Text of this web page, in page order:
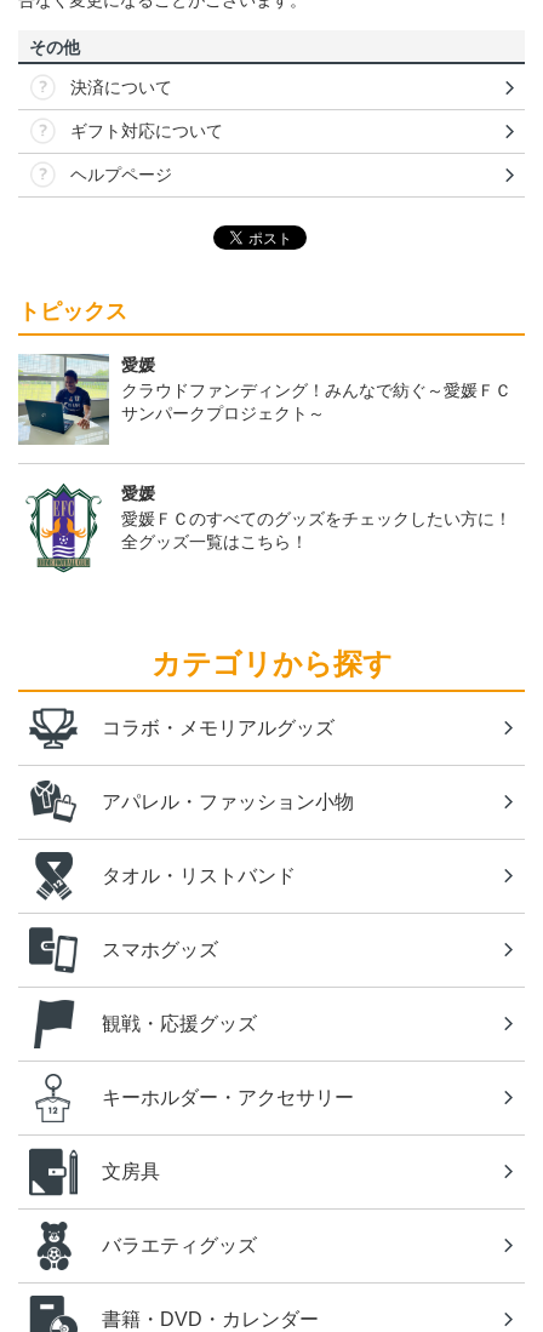
その他
決済について
ギフト対応について
ヘルプページ
トピックス
愛媛
クラウドファンディング！みんなで紡ぐ～愛媛ＦＣ
サンパークプロジェクト～
愛媛
愛媛ＦＣのすべてのグッズをチェックしたい方に！
全グッズ一覧はこちら！
カテゴリから探す
コラボ・メモリアルグッズ
アパレル・ファッション小物
タオル・リストバンド
スマホグッズ
観戦・応援グッズ
キーホルダー・アクセサリー
文房具
バラエティグッズ
書籍・DVD・カレンダー